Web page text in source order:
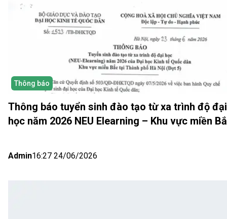
Thông báo
Thông báo tuyển sinh đào tạo từ xa trình độ đại
học năm 2026 NEU Elearning – Khu vực miền
Admin16:27 24/06/2026